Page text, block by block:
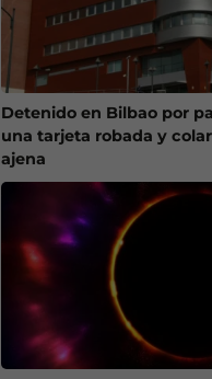
Detenido en Bilbao por
una tarjeta robada y
ajena